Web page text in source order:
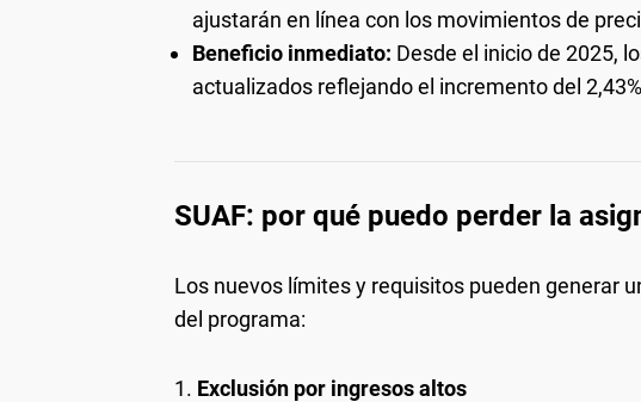
ajustarán en línea con los movimientos de
Beneficio inmediato: Desde el inicio de 2025,
actualizados reflejando el incremento del
SUAF: por qué puedo perder la
Los nuevos límites y requisitos pueden generar
del programa:
1. Exclusión por ingresos altos